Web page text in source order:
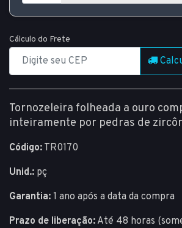
Cálculo do Frete
Tornozeleira folheada a ouro
inteiramente por pedras de
Código: TR0170
Unid.: pç
Garantia: 1 ano após a data da compra
Prazo de liberação: Até 48 horas